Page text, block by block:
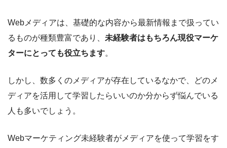
Webメディアは、基礎的な内容から最新情報まで扱ってい
るものが種類豊富であり、 未経験者はもちろん現役マーケ
ターにとっても役立ちます。
しかし、数多くのメディアが存在しているなかで、どのメ
ディアを活用して学習したらいいのか分からず悩んでいる
人も多いでしょう。
Webマーケティング未経験者がメディアを使って学習をす